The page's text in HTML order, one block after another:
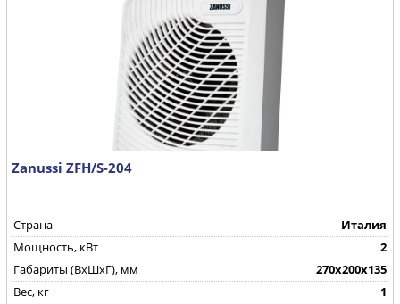
Zanussi ZFH/S-204
Страна
Италия
Мощность, кВт
2
Габариты (ВхШхГ), мм
270х200х135
Вес, кг
1